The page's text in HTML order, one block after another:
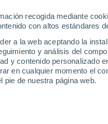
recogida mediante
con altos estándares
a la web aceptando la
y análisis del
y contenido personalizado
en cualquier momento el
pie de nuestra página web.
de Albacete
de